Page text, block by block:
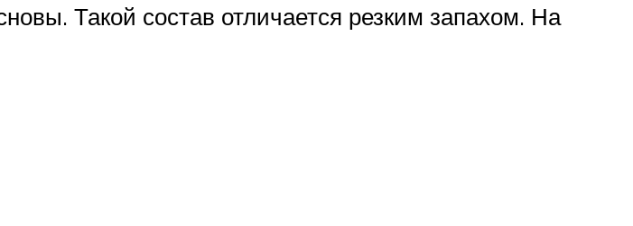
Такой состав отличается резким запахом. На